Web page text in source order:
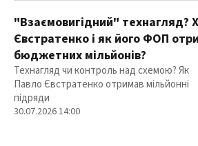
"Взаємовигідний" технагляд?
Євстратенко і як його ФОП
бюджетних мільйонів?
Технагляд чи контроль над схемою? Як
Павло Євстратенко отримав мільйонні
підряди
30.07.2026 14:00